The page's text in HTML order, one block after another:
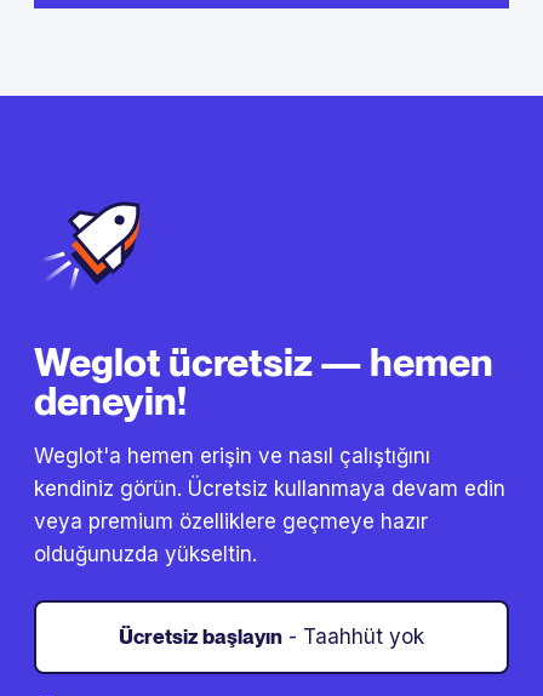
Weglot ücretsiz — hemen
deneyin!
Weglot'a hemen erişin ve nasıl çalıştığını
kendiniz görün. Ücretsiz kullanmaya devam edin
veya premium özelliklere geçmeye hazır
olduğunuzda yükseltin.
Ücretsiz başlayın - Taahhüt yok